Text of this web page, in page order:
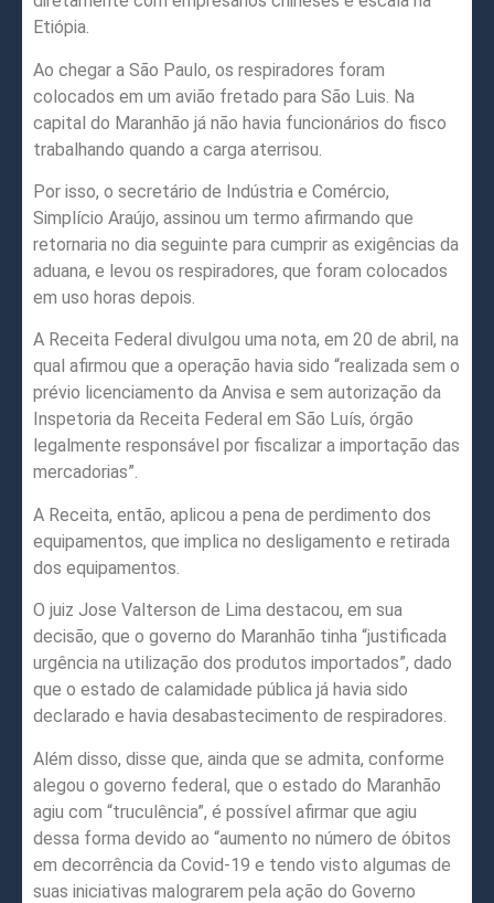
Etiópia.
Ao chegar a São Paulo, os respiradores foram
colocados em um avião fretado para São Luis. Na
capital do Maranhão já não havia funcionários do fisco
trabalhando quando a carga aterrisou.
Por isso, o secretário de Indústria e Comércio,
Simplício Araújo, assinou um termo afirmando que
retornaria no dia seguinte para cumprir as exigências da
aduana, e levou os respiradores, que foram colocados
em uso horas depois.
A Receita Federal divulgou uma nota, em 20 de abril, na
qual afirmou que a operação havia sido “realizada sem o
prévio licenciamento da Anvisa e sem autorização da
Inspetoria da Receita Federal em São Luís, órgão
legalmente responsável por fiscalizar a importação das
mercadorias”.
A Receita, então, aplicou a pena de perdimento dos
equipamentos, que implica no desligamento e retirada
dos equipamentos.
O juiz Jose Valterson de Lima destacou, em sua
decisão, que o governo do Maranhão tinha “justificada
urgência na utilização dos produtos importados”, dado
que o estado de calamidade pública já havia sido
declarado e havia desabastecimento de respiradores.
Além disso, disse que, ainda que se admita, conforme
alegou o governo federal, que o estado do Maranhão
agiu com “truculência”, é possível afirmar que agiu
dessa forma devido ao “aumento no número de óbitos
em decorrência da Covid-19 e tendo visto algumas de
suas iniciativas malograrem pela ação do Governo